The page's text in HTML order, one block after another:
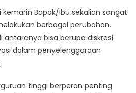
kemarin Bapak/Ibu sekalian sangat
berbagai perubahan.
antaranya bisa berupa diskresi
dalam penyelenggaraan
tinggi berperan penting